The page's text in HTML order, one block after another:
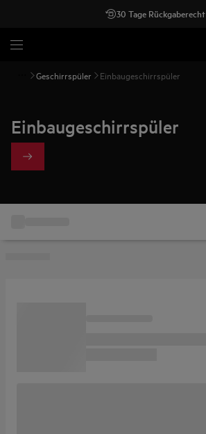
30 Tage Rückgaberecht
Geschirrspüler Einbaugeschirrspüler
Einbaugeschirrspüler